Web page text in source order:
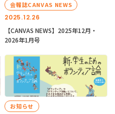
2025.12.26
会報誌CANVAS NEWS
【CANVAS NEWS】2025年12月・
2026年1月号
お知らせ